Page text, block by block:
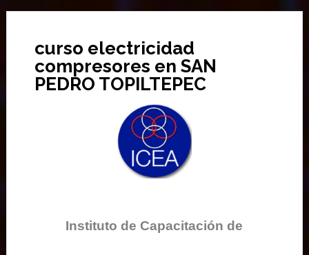
curso electricidad
compresores en SAN
PEDRO TOPILTEPEC
Instituto de Capacitación de